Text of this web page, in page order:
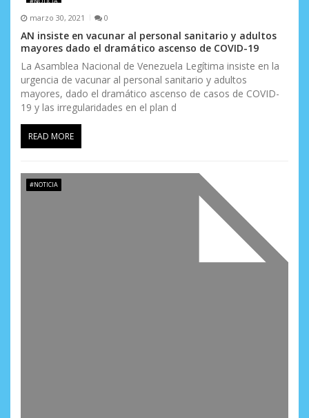
marzo 30, 2021 0
AN insiste en vacunar al personal sanitario y adultos
mayores dado el dramático ascenso de COVID-19
La Asamblea Nacional de Venezuela Legítima insiste en la
urgencia de vacunar al personal sanitario y adultos
mayores, dado el dramático ascenso de casos de COVID-
19 y las irregularidades en el plan d
READ MORE
#NOTICIA